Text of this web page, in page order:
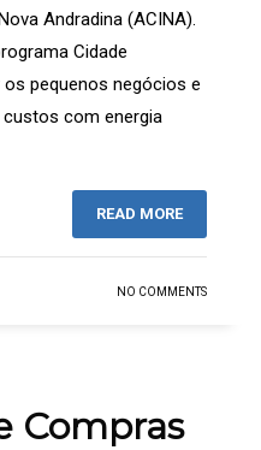
Andradina (ACINA).
Cidade
os pequenos negócios e
com energia
READ MORE
NO COMMENTS
Compras